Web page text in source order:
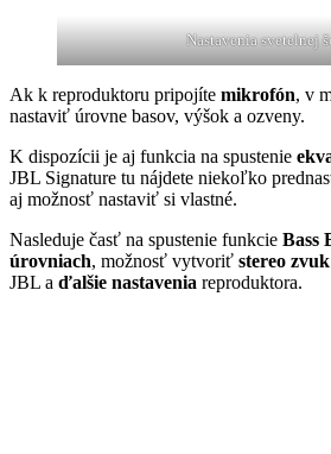
Nastavenia svetelnej
Ak k reproduktoru pripojíte mikrofón, v
nastaviť úrovne basov, výšok a ozveny.
K dispozícii je aj funkcia na spustenie
JBL Signature tu nájdete niekoľko
aj možnosť nastaviť si vlastné.
Nasleduje časť na spustenie funkcie Bass
úrovniach, možnosť vytvoriť stereo zvuk
JBL a ďalšie nastavenia reproduktora.